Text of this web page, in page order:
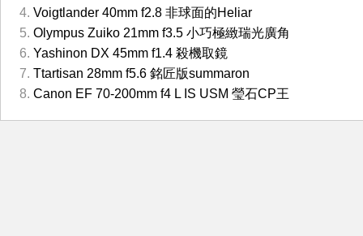
Voigtlander 40mm f2.8 非球面的Heliar
Olympus Zuiko 21mm f3.5 小巧極緻瑞光廣角
Yashinon DX 45mm f1.4 殺機取鏡
Ttartisan 28mm f5.6 銘匠版summaron
Canon EF 70-200mm f4 L IS USM 瑩石CP王